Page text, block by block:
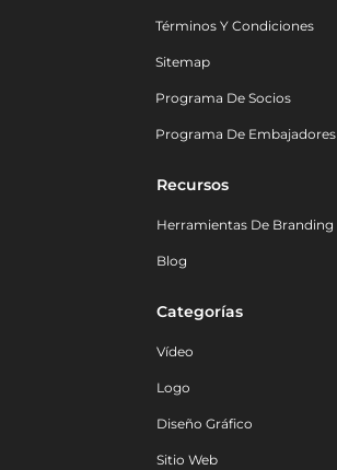
Términos Y Condiciones
Sitemap
Programa De Socios
Programa De Embajadores
Recursos
Herramientas De Branding
Blog
Categorías
Vídeo
Logo
Diseño Gráfico
Sitio Web